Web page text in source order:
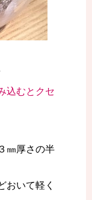
込むとクセ
㎜厚さの半
おいて軽く